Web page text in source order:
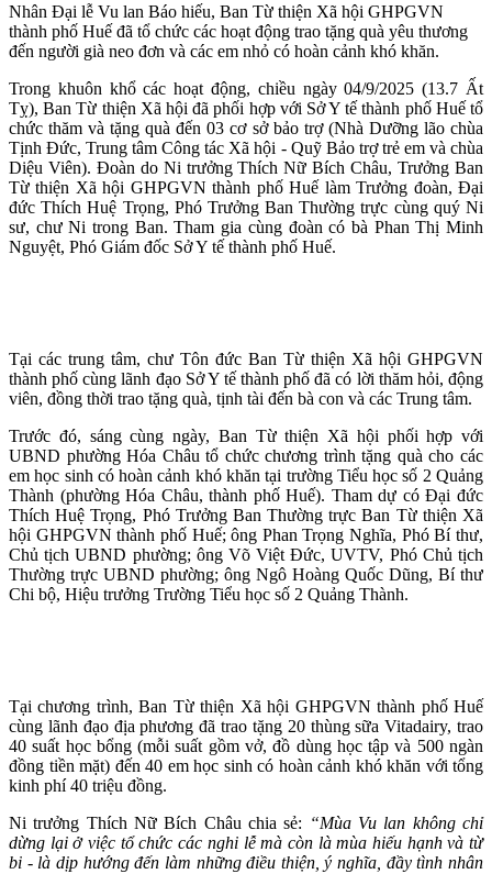
Nhân Đại lễ Vu lan Báo hiếu, Ban Từ thiện Xã hội GHPGVN
thành phố Huế đã tổ chức các hoạt động trao tặng quà yêu thương
đến người già neo đơn và các em nhỏ có hoàn cảnh khó khăn.
Trong khuôn khổ các hoạt động, chiều ngày 04/9/2025 (13.7 Ất
Tỵ), Ban Từ thiện Xã hội đã phối hợp với Sở Y tế thành phố Huế tổ
chức thăm và tặng quà đến 03 cơ sở bảo trợ (Nhà Dưỡng lão chùa
Tịnh Đức, Trung tâm Công tác Xã hội - Quỹ Bảo trợ trẻ em và chùa
Diệu Viên). Đoàn do Ni trưởng Thích Nữ Bích Châu, Trưởng Ban
Từ thiện Xã hội GHPGVN thành phố Huế làm Trưởng đoàn, Đại
đức Thích Huệ Trọng, Phó Trưởng Ban Thường trực cùng quý Ni
sư, chư Ni trong Ban. Tham gia cùng đoàn có bà Phan Thị Minh
Nguyệt, Phó Giám đốc Sở Y tế thành phố Huế.
Tại các trung tâm, chư Tôn đức Ban Từ thiện Xã hội GHPGVN
thành phố cùng lãnh đạo Sở Y tế thành phố đã có lời thăm hỏi, động
viên, đồng thời trao tặng quà, tịnh tài đến bà con và các Trung tâm.
Trước đó, sáng cùng ngày, Ban Từ thiện Xã hội phối hợp với
UBND phường Hóa Châu tổ chức chương trình tặng quà cho các
em học sinh có hoàn cảnh khó khăn tại trường Tiểu học số 2 Quảng
Thành (phường Hóa Châu, thành phố Huế). Tham dự có Đại đức
Thích Huệ Trọng, Phó Trưởng Ban Thường trực Ban Từ thiện Xã
hội GHPGVN thành phố Huế; ông Phan Trọng Nghĩa, Phó Bí thư,
Chủ tịch UBND phường; ông Võ Việt Đức, UVTV, Phó Chủ tịch
Thường trực UBND phường; ông Ngô Hoàng Quốc Dũng, Bí thư
Chi bộ, Hiệu trưởng Trường Tiểu học số 2 Quảng Thành.
Tại chương trình, Ban Từ thiện Xã hội GHPGVN thành phố Huế
cùng lãnh đạo địa phương đã trao tặng 20 thùng sữa Vitadairy, trao
40 suất học bổng (mỗi suất gồm vở, đồ dùng học tập và 500 ngàn
đồng tiền mặt) đến 40 em học sinh có hoàn cảnh khó khăn với tổng
kinh phí 40 triệu đồng.
Ni trưởng Thích Nữ Bích Châu chia sẻ: “Mùa Vu lan không chỉ
dừng lại ở việc tổ chức các nghi lễ mà còn là mùa hiếu hạnh và từ
bi - là dịp hướng đến làm những điều thiện, ý nghĩa, đầy tình nhân